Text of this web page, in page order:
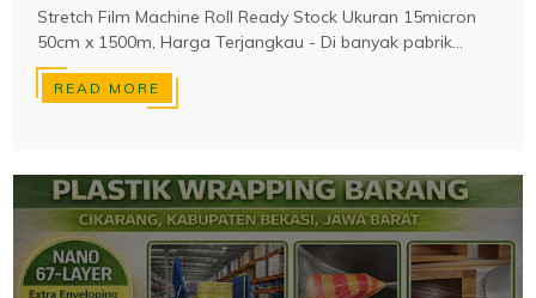
Stretch Film Machine Roll Ready Stock Ukuran 15micron
50cm x 1500m, Harga Terjangkau - Di banyak pabrik...
READ MORE